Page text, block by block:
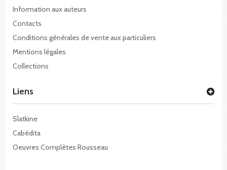
Information aux auteurs
Contacts
Conditions générales de vente aux particuliers
Mentions légales
Collections
Liens
Slatkine
Cabédita
Oeuvres Complètes Rousseau